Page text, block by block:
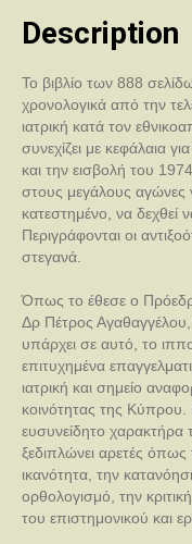
quantity
Description
Το βιβλίο των 888
χρονολογικά από την
ιατρική κατά τον
συνεχίζει με κεφάλαια
και την εισβολή του
στους μεγάλους αγώνες
κατεστημένο, να δεχθεί
Περιγράφονται οι
στεγανά.
Όπως το έθεσε ο
Δρ Πέτρος
υπάρχει σε αυτό, το
επιτυχημένα
ιατρική και σημείο
κοινότητας της Κύπρου.
ευσυνείδητο χαρακτήρα
ξεδιπλώνει αρετές όπως
ικανότητα, την
ορθολογισμό, την
του επιστημονικού και